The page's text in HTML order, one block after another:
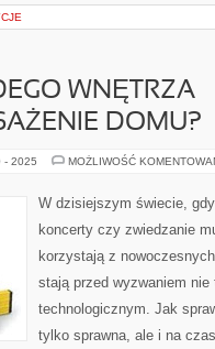
WNĘTRZA
DOMU?
- 2025 MOŻLIWOŚĆ
W dzisiejszym świecie,
koncerty czy zwiedzanie
korzystają z
stają przed wyzwaniem
technologicznym. Jak
tylko sprawna, ale i na